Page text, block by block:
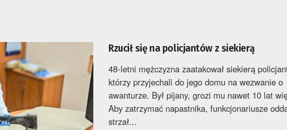
Rzucił się na policjantów z siekierą
48-letni mężczyzna zaatakował siekierą
którzy przyjechali do jego domu na wezwanie o
awanturze. Był pijany, grozi mu nawet 10 lat
Aby zatrzymać napastnika, funkcjonariusze
strzał...